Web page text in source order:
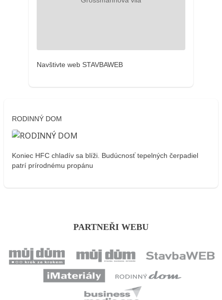
Navštivte web STAVBAWEB
RODINNÝ DOM
Koniec HFC chladív sa blíži. Budúcnosť tepelných čerpadiel
patrí prírodnému propánu
PARTNEŘI WEBU